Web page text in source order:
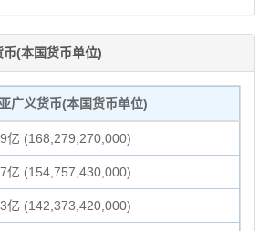
(本国货币单位)
广义货币(本国货币单位)
亿 (168,279,270,000)
亿 (154,757,430,000)
亿 (142,373,420,000)